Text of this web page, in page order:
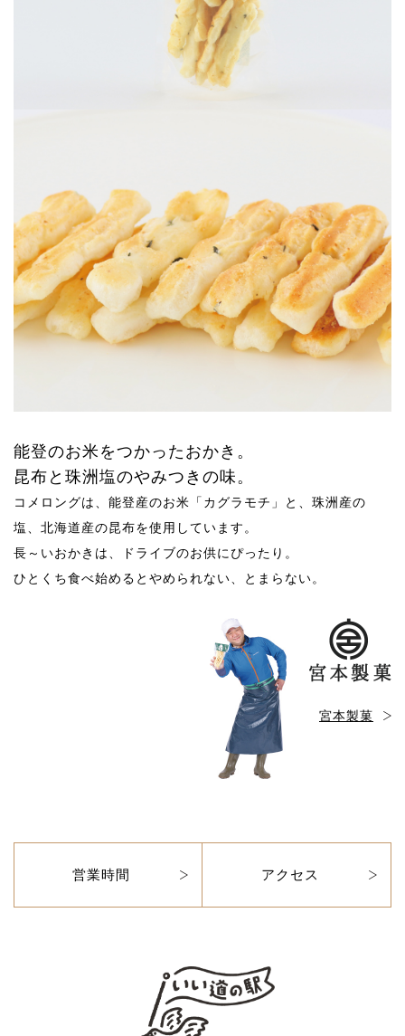
能登のお米をつかったおかき。
昆布と珠洲塩のやみつきの味。
コメロングは、能登産のお米「カグラモチ」と、珠洲産の
塩、北海道産の昆布を使用しています。
長～いおかきは、ドライブのお供にぴったり。
ひとくち食べ始めるとやめられない、とまらない。
宮本製菓
営業時間 アクセス